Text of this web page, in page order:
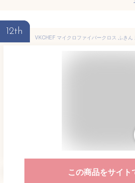
12th
この商品をサイト